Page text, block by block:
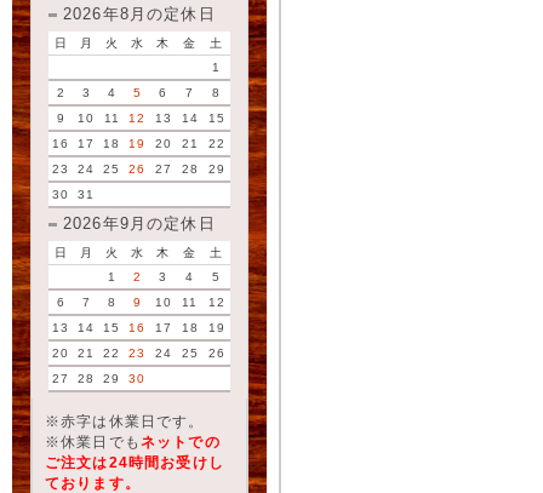
2026年8月の定休日
日 月 火 水 木 金
土
1
2
3 4 5 6 7
8
9
10 11 12 13 14
15
16
17 18 19 20 21
22
23
24 25 26 27 28
29
30
31
2026年9月の定休日
日 月 火 水 木 金
土
1
2 3 4
5
6
7 8 9 10 11
12
13
14 15 16 17 18
19
20
21 22 23 24 25
26
27
28 29 30
※赤字は休業日です。
※休業日でも ネットでの
ご注文は24時間お受けし
ております。